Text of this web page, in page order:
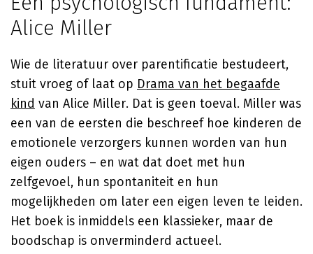
Alice Miller
Wie de literatuur over parentificatie bestudeert,
stuit vroeg of laat op Drama van het begaafde
kind van Alice Miller. Dat is geen toeval. Miller was
een van de eersten die beschreef hoe kinderen de
emotionele verzorgers kunnen worden van hun
eigen ouders – en wat dat doet met hun
zelfgevoel, hun spontaniteit en hun
mogelijkheden om later een eigen leven te leiden.
Het boek is inmiddels een klassieker, maar de
boodschap is onverminderd actueel.